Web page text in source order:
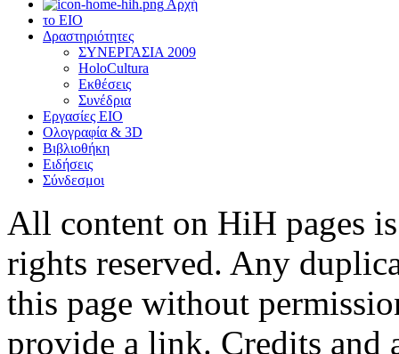
Αρχή
το ΕΙΟ
Δραστηριότητες
ΣΥΝΕΡΓΑΣΙΑ 2009
HoloCultura
Εκθέσεις
Συνέδρια
Εργασίες ΕΙΟ
Ολογραφία & 3D
Βιβλιοθήκη
Ειδήσεις
Σύνδεσμοι
All content on HiH pages
rights reserved. Any
this page without
provide a link. Credits and